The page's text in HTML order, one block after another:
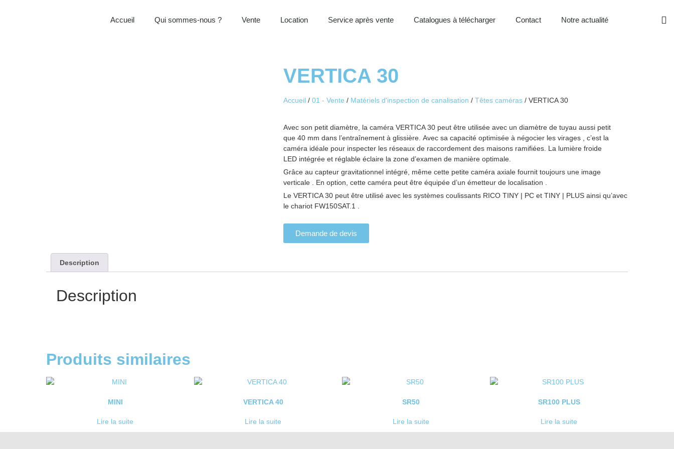
Accueil Qui sommes-nous ? Vente Location Service après vente Catalogues à télécharger Contact Notre actualité
VERTICA 30
Accueil / 01 - Vente / Matériels d'inspection de canalisation / Têtes caméras / VERTICA 30
Avec son petit diamètre, la caméra VERTICA 30 peut être utilisée avec un diamètre de tuyau aussi petit
que 40 mm dans l’entraînement à glissière. Avec sa capacité optimisée à négocier les virages , c’est la
caméra idéale pour inspecter les réseaux de raccordement des maisons ramifiées. La lumière froide
LED intégrée et réglable éclaire la zone d’examen de manière optimale.
Grâce au capteur gravitationnel intégré, même cette petite caméra axiale fournit toujours une image
verticale . En option, cette caméra peut être équipée d’un émetteur de localisation .
Le VERTICA 30 peut être utilisé avec les systèmes coulissants RICO TINY | PC et TINY | PLUS ainsi qu’avec
le chariot FW150SAT.1 .
Demande de devis
Description
Description
Produits similaires
MINI
Lire la suite
VERTICA 40
Lire la suite
SR50
Lire la suite
SR100 PLUS
Lire la suite